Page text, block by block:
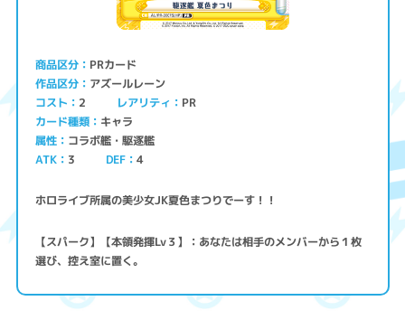
商品区分 PRカード
作品区分 アズールレーン
コスト 2 レアリティ PR
カード種類 キャラ
属性 コラボ艦・駆逐艦
ATK 3 DEF 4
ホロライブ所属の美少女JK夏色まつりでーす！！
【スパーク】【本領発揮Lv３】：あなたは相手のメンバーから１枚
選び、控え室に置く。